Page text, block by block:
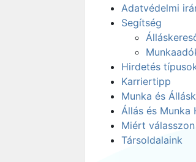
Adatvédelmi
Segítség
Hirdetés
Karriertipp
Munka és
Állás és Munka
Miért
Társoldalaink